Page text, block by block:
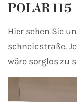
POLAR 115
Hier sehen Sie
schneidstraße.
wäre sorglos zu